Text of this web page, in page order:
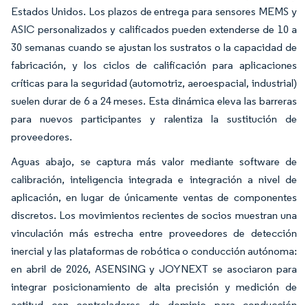
Estados Unidos. Los plazos de entrega para sensores MEMS y
ASIC personalizados y calificados pueden extenderse de 10 a
30 semanas cuando se ajustan los sustratos o la capacidad de
fabricación, y los ciclos de calificación para aplicaciones
críticas para la seguridad (automotriz, aeroespacial, industrial)
suelen durar de 6 a 24 meses. Esta dinámica eleva las barreras
para nuevos participantes y ralentiza la sustitución de
proveedores.
Aguas abajo, se captura más valor mediante software de
calibración, inteligencia integrada e integración a nivel de
aplicación, en lugar de únicamente ventas de componentes
discretos. Los movimientos recientes de socios muestran una
vinculación más estrecha entre proveedores de detección
inercial y las plataformas de robótica o conducción autónoma:
en abril de 2026, ASENSING y JOYNEXT se asociaron para
integrar posicionamiento de alta precisión y medición de